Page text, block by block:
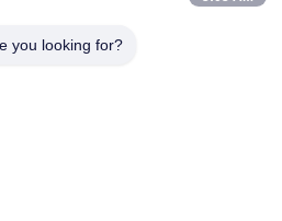
you looking for?